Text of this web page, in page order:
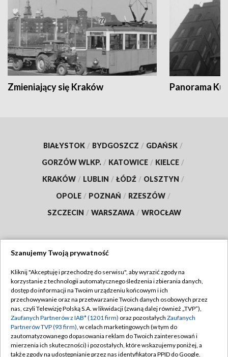
Zmieniający się Kraków Panorama
BIAŁYSTOK / BYDGOSZCZ / GDAŃSK /
GORZÓW WLKP. / KATOWICE / KIELCE /
KRAKÓW / LUBLIN / ŁÓDŹ / OLSZTYN /
OPOLE / POZNAŃ / RZESZÓW /
SZCZECIN / WARSZAWA / WROCŁAW
TVP
Abonament TVP
Emisja w TVP
Centrum informacji TVP
Naziemna Telewizja Cyfrowa
Regulamin TVP
Polityka prywatności
Moje zgody
Pomoc
Szanujemy Twoją prywatność
Kliknij "Akceptuję i przechodzę do serwisu", aby wyrazić zgody na
korzystanie z technologii automatycznego śledzenia i zbierania danych,
dostęp do informacji na Twoim urządzeniu końcowym i ich
przechowywanie oraz na przetwarzanie Twoich danych osobowych przez
nas, czyli Telewizję Polską S.A. w likwidacji (zwaną dalej również „TVP”),
Zaufanych Partnerów z IAB* (1201 firm) oraz pozostałych Zaufanych
Partnerów TVP (93 firm), w celach marketingowych (w tym do
zautomatyzowanego dopasowania reklam do Twoich zainteresowań i
mierzenia ich skuteczności) i pozostałych, które wskazujemy poniżej, a
także zgody na udostępnianie przez nas identyfikatora PPID do Google.